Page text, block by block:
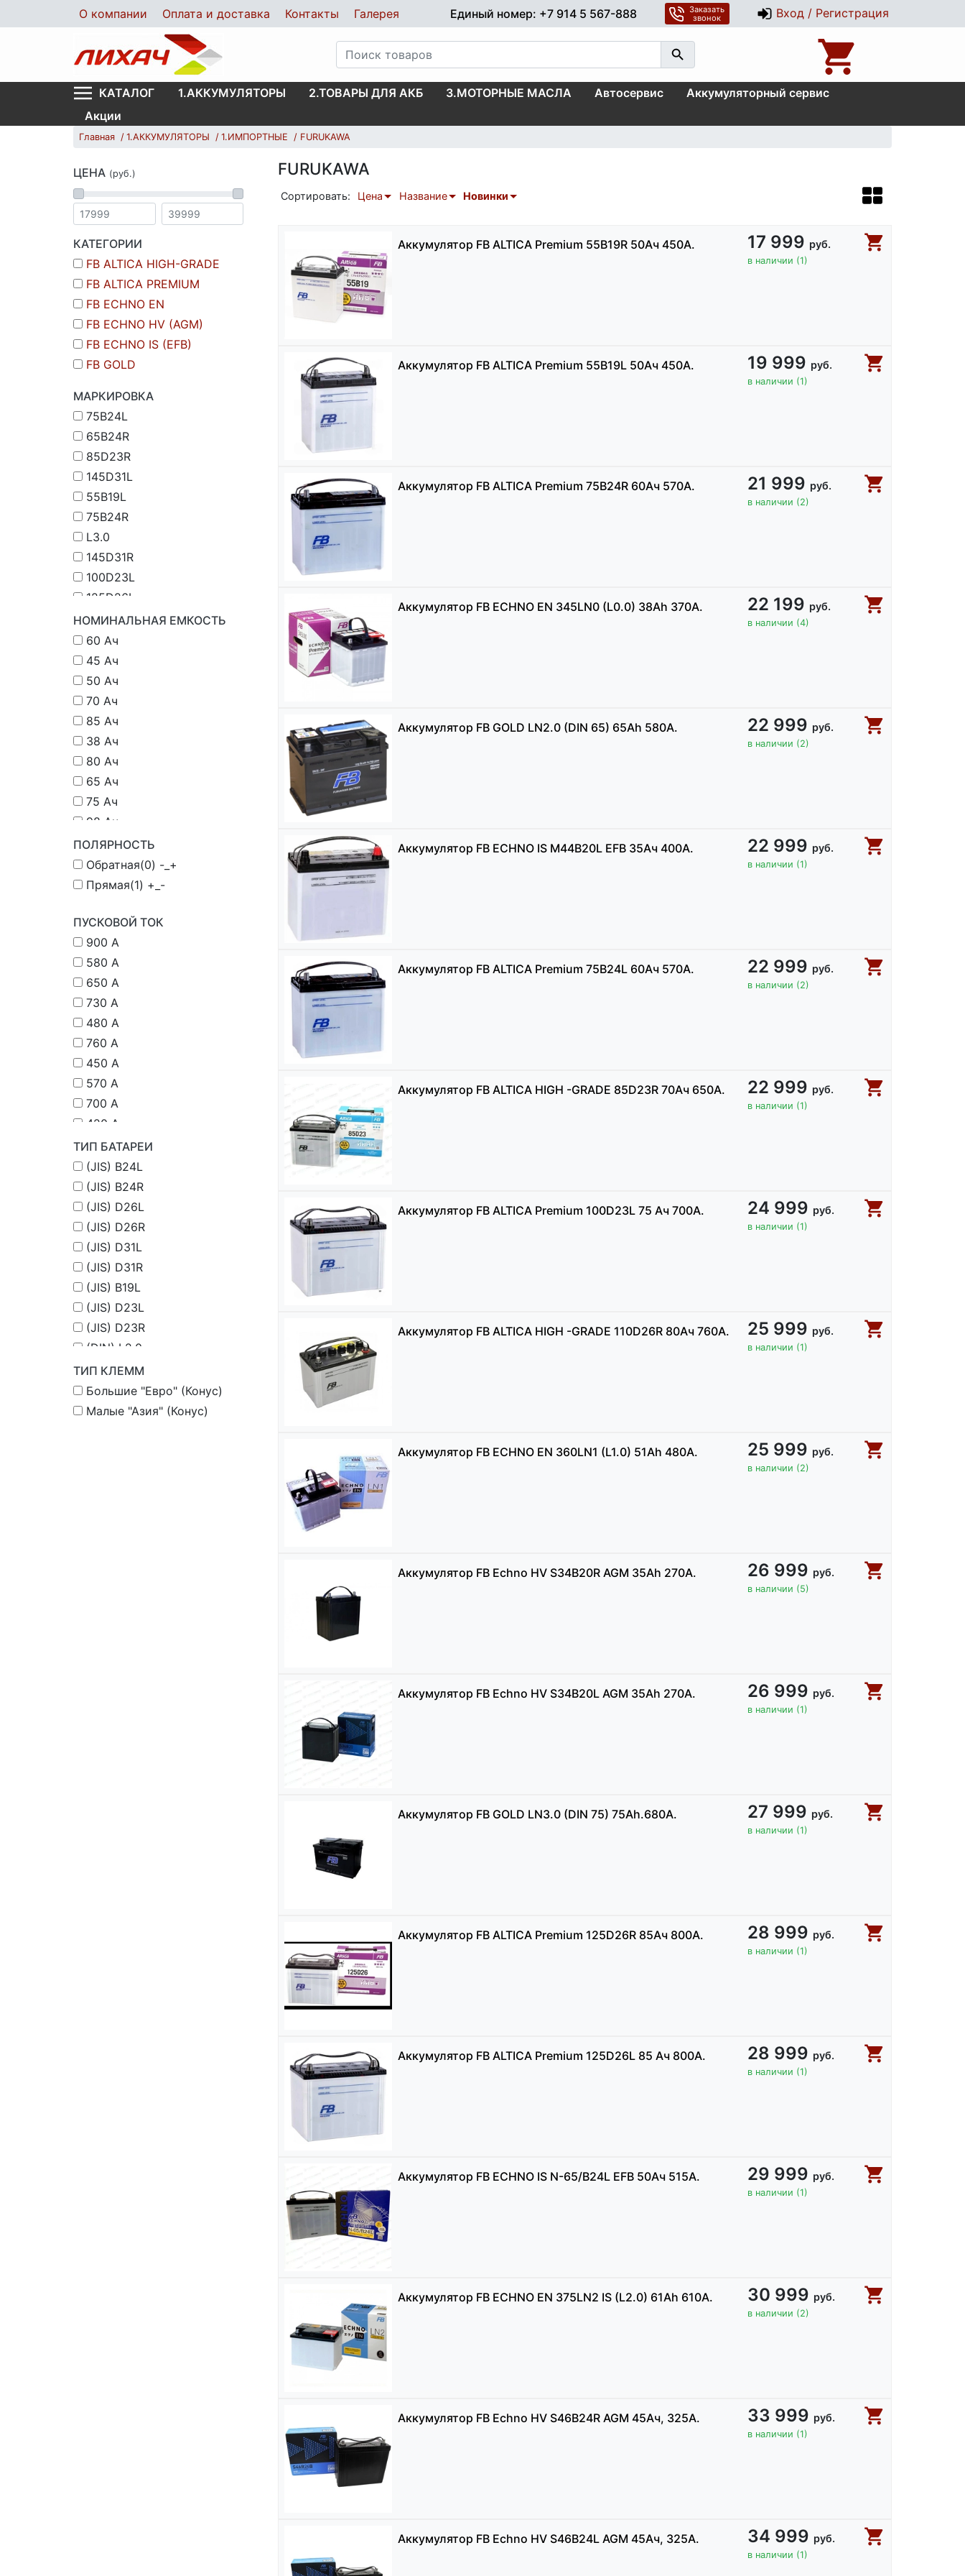
О компании Оплата и доставка Контакты Галерея Единый номер: +7 914 5 567-888
Заказать
звонок
Вход / Регистрация
КАТАЛОГ 1.АККУМУЛЯТОРЫ 2.ТОВАРЫ ДЛЯ АКБ 3.МОТОРНЫЕ МАСЛА Автосервис
Аккумуляторный сервис
Акции
Главная 1.АККУМУЛЯТОРЫ 1.ИМПОРТНЫЕ FURUKAWA
FURUKAWA
Сортировать: Цена Название Новинки
Аккумулятор FB ALTICA Premium 55B19R 50Ач 450А. 17 999 руб.
в наличии (1)
Аккумулятор FB ALTICA Premium 55B19L 50Ач 450А. 19 999 руб.
в наличии (1)
Аккумулятор FB ALTICA Premium 75B24R 60Ач 570А. 21 999 руб.
в наличии (2)
Аккумулятор FB ECHNO EN 345LN0 (L0.0) 38Ah 370А. 22 199 руб.
в наличии (4)
Аккумулятор FB GOLD LN2.0 (DIN 65) 65Ah 580А. 22 999 руб.
в наличии (2)
Аккумулятор FB ECHNO IS М44B20L EFB 35Ач 400A. 22 999 руб.
в наличии (1)
Аккумулятор FB ALTICA Premium 75B24L 60Ач 570А. 22 999 руб.
в наличии (2)
Аккумулятор FB ALTICA HIGH -GRADE 85D23R 70Ач 650А. 22 999 руб.
в наличии (1)
Аккумулятор FB ALTICA Premium 100D23L 75 Ач 700А. 24 999 руб.
в наличии (1)
Аккумулятор FB ALTICA HIGH -GRADE 110D26R 80Ач 760А. 25 999 руб.
в наличии (1)
Аккумулятор FB ECHNO EN 360LN1 (L1.0) 51Ah 480А. 25 999 руб.
в наличии (2)
Аккумулятор FB Echno HV S34B20R AGM 35Ah 270А. 26 999 руб.
в наличии (5)
Аккумулятор FB Echno HV S34B20L AGM 35Ah 270А. 26 999 руб.
в наличии (1)
Аккумулятор FB GOLD LN3.0 (DIN 75) 75Ah.680А. 27 999 руб.
в наличии (1)
Аккумулятор FB ALTICA Premium 125D26R 85Ач 800А. 28 999 руб.
в наличии (1)
Аккумулятор FB ALTICA Premium 125D26L 85 Ач 800А. 28 999 руб.
в наличии (1)
Аккумулятор FB ECHNO IS N-65/B24L EFB 50Ач 515А. 29 999 руб.
в наличии (1)
Аккумулятор FB ECHNO EN 375LN2 IS (L2.0) 61Ah 610А. 30 999 руб.
в наличии (2)
Аккумулятор FB Echno HV S46B24R AGM 45Ач, 325A. 33 999 руб.
в наличии (1)
Аккумулятор FB Echno HV S46B24L AGM 45Ач, 325A. 34 999 руб.
в наличии (1)
ЦЕНА (руб.)
КАТЕГОРИИ
FB ALTICA HIGH-GRADE
FB ALTICA PREMIUM
FB ECHNO EN
FB ECHNO HV (AGM)
FB ECHNO IS (EFB)
FB GOLD
МАРКИРОВКА
75B24L
65B24R
85D23R
145D31L
55B19L
75B24R
L3.0
145D31R
100D23L
125D26L
55B19R
110D26R
НОМИНАЛЬНАЯ ЕМКОСТЬ
60 Ач
45 Ач
50 Ач
70 Ач
85 Ач
38 Ач
80 Ач
65 Ач
75 Ач
98 Ач
35Ач
51 Ач
ПОЛЯРНОСТЬ
Обратная(0) -_+
Прямая(1) +_-
ПУСКОВОЙ ТОК
900 А
580 А
650 А
730 A
480 А
760 A
450 A
570 A
700 A
420 А
680 А
330 А
800 А
270 А
ТИП БАТАРЕИ
(JIS) B24L
(JIS) B24R
(JIS) D26L
(JIS) D26R
(JIS) D31L
(JIS) D31R
(JIS) B19L
(JIS) D23L
(JIS) D23R
(DIN) L2.0
(DIN) L0.0
(DIN) L3.0
(DIN) L1.0
ТИП КЛЕММ
Большие "Евро" (Конус)
Малые "Азия" (Конус)